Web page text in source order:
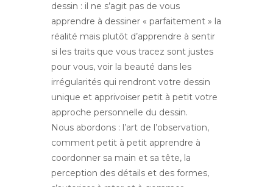
dessin : il ne s’agit pas de vous
apprendre à dessiner « parfaitement » la
réalité mais plutôt d’apprendre à sentir
si les traits que vous tracez sont justes
pour vous, voir la beauté dans les
irrégularités qui rendront votre dessin
unique et apprivoiser petit à petit votre
approche personnelle du dessin.
Nous abordons : l’art de l’observation,
comment petit à petit apprendre à
coordonner sa main et sa tête, la
perception des détails et des formes,